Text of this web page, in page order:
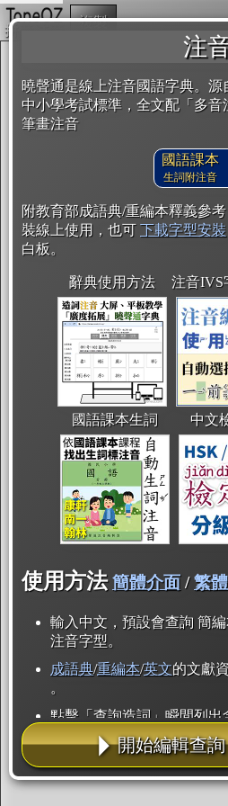
注
曉聲通是線上注音國語字典。源
中小學考試標準，全文配「多
筆畫注音
國語課本
生詞附注音
附教育部成語典/重編本釋義參
裝線上使用，也可 下載字型安裝
白板。
辭典使用方法 注音IVS
國語課本生詞 中文
使用方法 簡體介面/繁
輸入中文，預設會查詢 簡
注音字型。
成語典/重編本/英文的文獻
。
點擊「查詢造詞」瞬間列出
點「部首」瞬間列出所有
辭典解釋的全文都經過自
用手動重複輸入。
開始編輯查詢
複製